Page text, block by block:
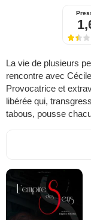
La vie de plusieurs
rencontre avec
Provocatrice et
libérée qui,
tabous, pousse